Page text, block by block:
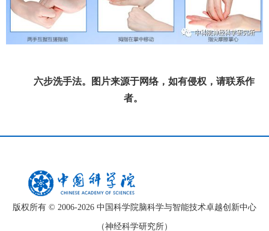
六步洗手法。图片来源于网络，如有侵权，请联系作
者。
版权所有 © 2006-2026 中国科学院脑科学与智能技术卓越创新中心
（神经科学研究所）